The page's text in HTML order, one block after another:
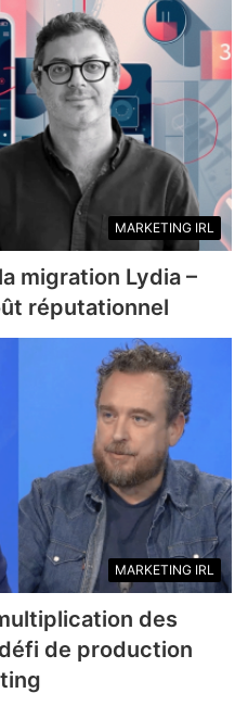
MARKETING IRL
migration Lydia –
réputationnel
MARKETING IRL
des
de production